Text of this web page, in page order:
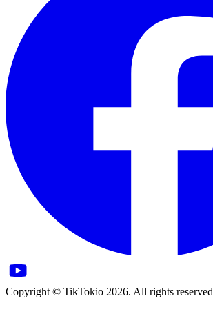
Copyright © TikTokio 2026. All rights reserved